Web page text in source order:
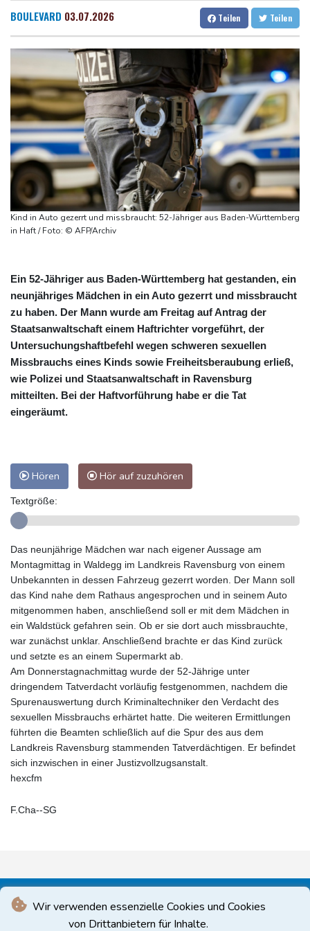
Wir verwenden essenzielle Cookies und Cookies
von Drittanbietern für Inhalte.
Dresden
30 °C Wien
34 °C
Salzburg
30 °C
Baden-Baden
21 °C
"politische Verfolgung" vor
Iran-Krieg: Berichte über US-Munitionsknappheit - Pakistan will
neue Gespräche
Fund von Sprengstoffdrohne sorgt für Debatte über
Luftsicherheit
Für zwei Jahre: Salah-Wechsel zu Trabzonspor perfekt
Niedrigwasser: Bilger erwägt Aufhebung von Sonn- und
Feiertagsfahrverbot für Lkw
Kritik von Naturschützern: Kreuzfahrtbranche weiter auf "fossilem
Kurs"
Knöchelbruch: Lamparter muss nach Sturz operiert werden
BOULEVARD 03.07.2026 Teilen Teilen
Kind in Auto gezerrt und missbraucht: 52-Jähriger aus Baden-Württemberg
in Haft / Foto: © AFP/Archiv
Ein 52-Jähriger aus Baden-Württemberg hat gestanden, ein
neunjähriges Mädchen in ein Auto gezerrt und missbraucht
zu haben. Der Mann wurde am Freitag auf Antrag der
Staatsanwaltschaft einem Haftrichter vorgeführt, der
Untersuchungshaftbefehl wegen schweren sexuellen
Missbrauchs eines Kinds sowie Freiheitsberaubung erließ,
wie Polizei und Staatsanwaltschaft in Ravensburg
mitteilten. Bei der Haftvorführung habe er die Tat
eingeräumt.
Hören Hör auf zuzuhören
Textgröße:
Das neunjährige Mädchen war nach eigener Aussage am
Montagmittag in Waldegg im Landkreis Ravensburg von einem
Unbekannten in dessen Fahrzeug gezerrt worden. Der Mann soll
das Kind nahe dem Rathaus angesprochen und in seinem Auto
mitgenommen haben, anschließend soll er mit dem Mädchen in
ein Waldstück gefahren sein. Ob er sie dort auch missbrauchte,
war zunächst unklar. Anschließend brachte er das Kind zurück
und setzte es an einem Supermarkt ab.
Am Donnerstagnachmittag wurde der 52-Jährige unter
dringendem Tatverdacht vorläufig festgenommen, nachdem die
Spurenauswertung durch Kriminaltechniker den Verdacht des
sexuellen Missbrauchs erhärtet hatte. Die weiteren Ermittlungen
führten die Beamten schließlich auf die Spur des aus dem
Landkreis Ravensburg stammenden Tatverdächtigen. Er befindet
sich inzwischen in einer Justizvollzugsanstalt.
hexcfm
F.Cha--SG